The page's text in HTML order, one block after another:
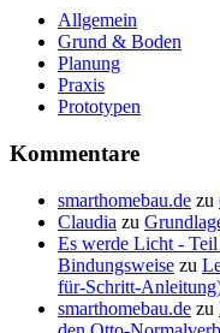
Allgemein
Grund & Boden
Planung
Praxis
Prototypen
Kommentare
smarthomebau.de zu
Claudia zu
Es werde Licht -
Bindungsweise zu
für-Schritt-
smarthomebau.de zu